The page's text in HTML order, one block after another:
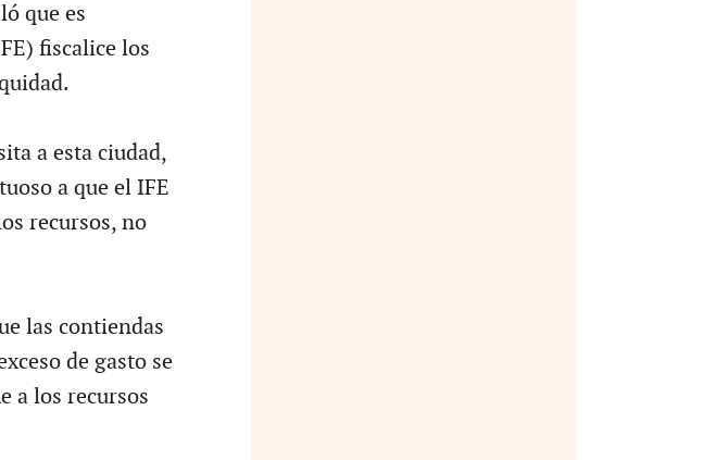
que es
fiscalice los
a esta ciudad,
a que el IFE
recursos, no
las contiendas
de gasto se
a los recursos